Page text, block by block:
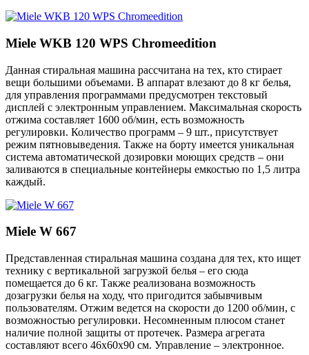
Miele WKB 120 WPS Chromeedition
Данная стиральная машина рассчитана на тех, кто стирает
вещи большими объемами. В аппарат влезают до 8 кг белья,
для управления программами предусмотрен текстовый
дисплей с электронным управлением. Максимальная скорость
отжима составляет 1600 об/мин, есть возможность
регулировки. Количество программ – 9 шт., присутствует
режим пятновыведения. Также на борту имеется уникальная
система автоматической дозировки моющих средств – они
заливаются в специальные контейнеры емкостью по 1,5 литра
каждый.
Miele W 667
Представленная стиральная машина создана для тех, кто ищет
технику с вертикальной загрузкой белья – его сюда
помещается до 6 кг. Также реализована возможность
дозагрузки белья на ходу, что пригодится забывчивым
пользователям. Отжим ведется на скорости до 1200 об/мин, с
возможностью регулировки. Несомненным плюсом станет
наличие полной защиты от протечек. Размера агрегата
составляют всего 46х60х90 см. Управление – электронное.